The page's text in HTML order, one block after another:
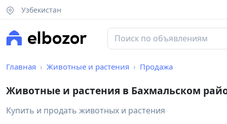
Узбекистан
Главная Животные и растения Продажа
Животные и растения в Бахмальском
Купить и продать животных и растения